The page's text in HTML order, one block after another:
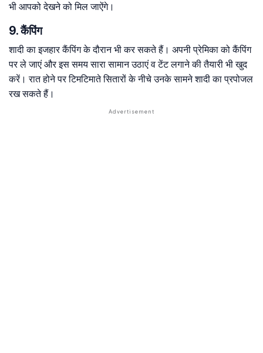
भी आपको देखने को मिल जाऐंगे।
9. कैंपिंग
शादी का इजहार कैंपिंग के दौरान भी कर सकते हैं। अपनी प्रेमिका को कैंपिंग
पर ले जाएं और इस समय सारा सामान उठाएं व टेंट लगाने की तैयारी भी खुद
करें। रात होने पर टिमटिमाते सितारों के नीचे उनके सामने शादी का प्रपोजल
रख सकते हैं।